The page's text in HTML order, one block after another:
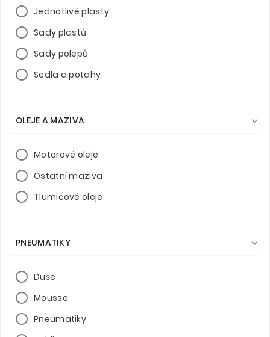
Jednotlivé plasty
Sady plastů
Sady polepů
Sedla a potahy
OLEJE A MAZIVA 
Motorové oleje
Ostatní maziva
Tlumičové oleje
PNEUMATIKY 
Duše
Mousse
Pneumatiky